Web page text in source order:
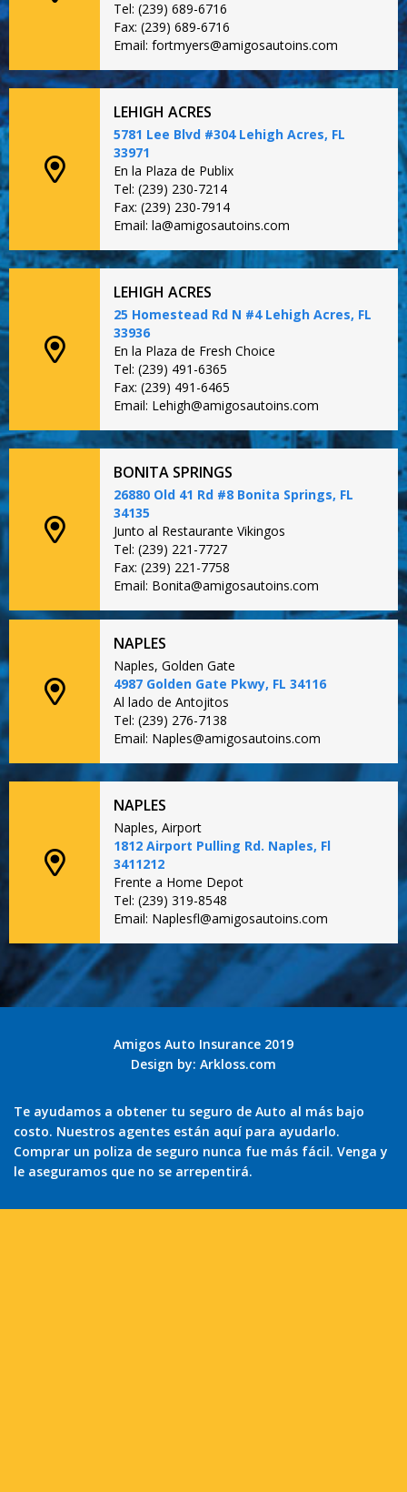
Tel: (239) 689-6716
Fax: (239) 689-6716
Email: fortmyers@amigosautoins.com
LEHIGH ACRES
5781 Lee Blvd #304 Lehigh Acres, FL
33971
En la Plaza de Publix
Tel: (239) 230-7214
Fax: (239) 230-7914
Email: la@amigosautoins.com
LEHIGH ACRES
25 Homestead Rd N #4 Lehigh Acres, FL
33936
En la Plaza de Fresh Choice
Tel: (239) 491-6365
Fax: (239) 491-6465
Email: Lehigh@amigosautoins.com
BONITA SPRINGS
26880 Old 41 Rd #8 Bonita Springs, FL
34135
Junto al Restaurante Vikingos
Tel: (239) 221-7727
Fax: (239) 221-7758
Email: Bonita@amigosautoins.com
NAPLES
Naples, Golden Gate
4987 Golden Gate Pkwy, FL 34116
Al lado de Antojitos
Tel: (239) 276-7138
Email: Naples@amigosautoins.com
NAPLES
Naples, Airport
1812 Airport Pulling Rd. Naples, Fl
3411212
Frente a Home Depot
Tel: (239) 319-8548
Email: Naplesfl@amigosautoins.com
Amigos Auto Insurance 2019
Design by: Arkloss.com
Te ayudamos a obtener tu seguro de Auto al más bajo
costo. Nuestros agentes están aquí para ayudarlo.
Comprar un poliza de seguro nunca fue más fácil. Venga y
le aseguramos que no se arrepentirá.